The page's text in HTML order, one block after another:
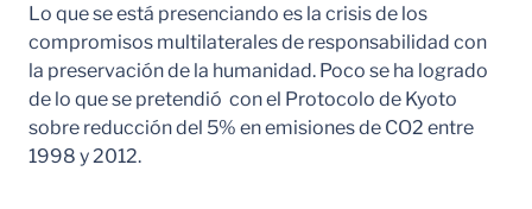
Lo que se está presenciando es la crisis de los
compromisos multilaterales de responsabilidad con
la preservación de la humanidad. Poco se ha logrado
de lo que se pretendió con el Protocolo de Kyoto
sobre reducción del 5% en emisiones de CO2 entre
1998 y 2012.